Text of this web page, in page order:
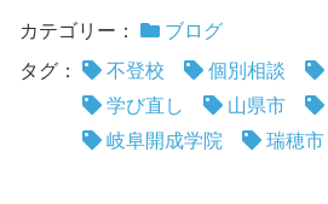
カテゴリー：
ブログ
タグ：
不登校 個別相談
学び直し
山県市
岐阜開成学院
瑞穂市